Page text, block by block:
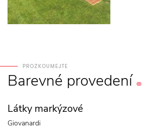
PROZKOUMEJTE
Barevné provedení
Látky markýzové
Giovanardi